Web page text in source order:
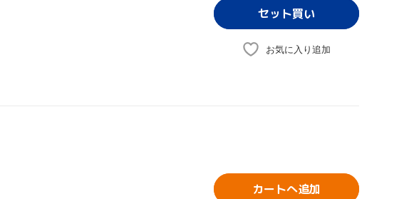
お気に入り追加
カートへ追加